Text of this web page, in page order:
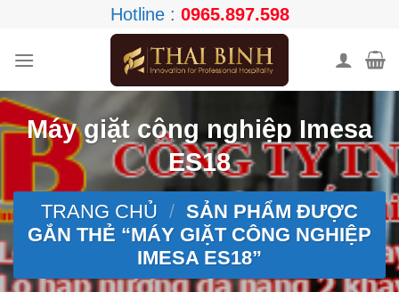
content
Hotline : 0965.897.598
Máy giặt công nghiệp Imesa
ES18
TRANG CHỦ / SẢN PHẨM ĐƯỢC
GẮN THẺ “MÁY GIẶT CÔNG NGHIỆP
IMESA ES18”